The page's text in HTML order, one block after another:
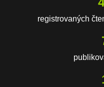
registrovaných